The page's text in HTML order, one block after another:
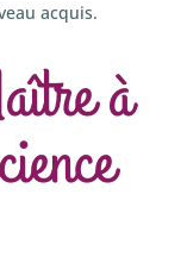
acquis.
à